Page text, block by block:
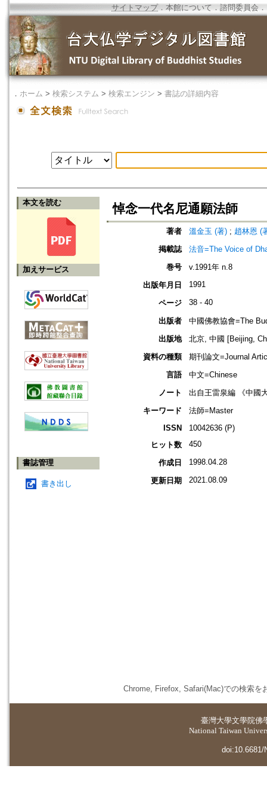
サイトマップ．本館について ． 諮問委員会 ．
． ホーム > 検索システム > 検索エンジン > 書誌の詳細内容
本文を読む
加えサービス
書誌管理
書き出し
悼念一代名尼通願法師
著者 溫金玉 (著) ; 趙林恩 (
掲載誌
法音=The Voice of
巻号
v.1991年 n.8
出版年月日
1991
ページ 38 - 40
出版者
中國佛教協會=The
出版地
北京, 中國 [Beijing,
資料の種類
期刊論文=Journal
言語
中文=Chinese
ノート
出自王雷泉編 《中國
キーワード
法師=Master
ISSN
10042636 (P)
ヒット数
450
作成日 1998.04.28
更新日期 2021.08.09
Chrome, Firefox, Safari(Mac)での検索を
臺灣大學文學院佛
National Taiwan
doi:10.6681/